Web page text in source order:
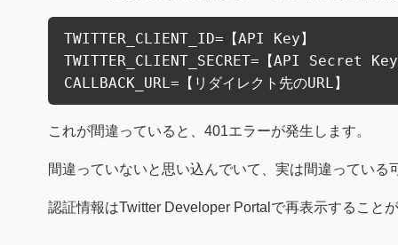
TWITTER_CLIENT_ID=【API Key】
TWITTER_CLIENT_SECRET=【API Secret
CALLBACK_URL=【リダイレクト先のURL】
これが間違っていると、401エラーが発生します。
間違っていないと思い込んでいて、実は間違っている
認証情報はTwitter Developer Portalで再表示すること